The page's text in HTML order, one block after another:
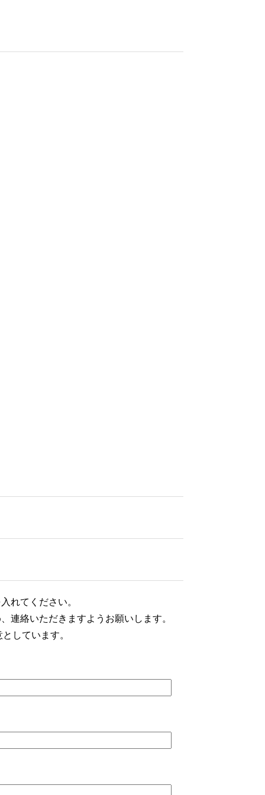
れてください。
連絡いただきますようお願いします。
しています。